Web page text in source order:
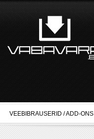
VEEBIBRAUSERID / ADD-ONS